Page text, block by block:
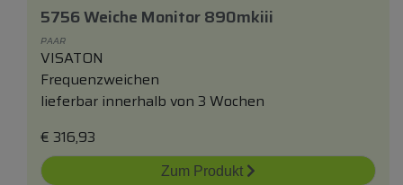
5756 Weiche Monitor 890mkiii
PAAR
VISATON
Frequenzweichen
lieferbar innerhalb von 3 Wochen
€ 316,93
Zum Produkt